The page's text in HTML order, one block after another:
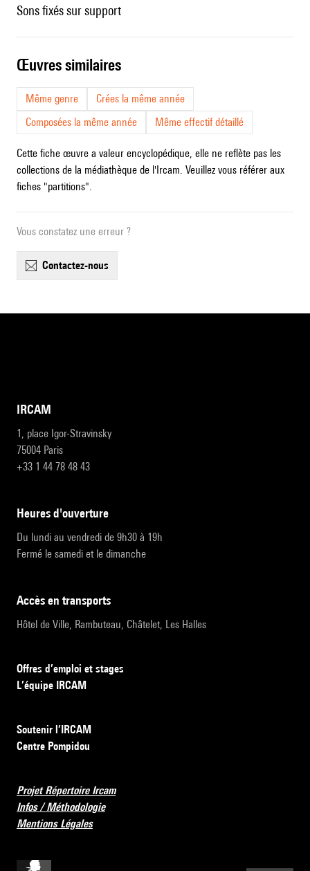
sons fixés sur support
œuvres similaires
Même genre
Crées la même année
Composées la même année
Même effectif détaillé
Cette fiche œuvre a valeur encyclopédique, elle ne reflète pas les
collections de la médiathèque de l'Ircam. Veuillez vous référer aux
fiches "partitions".
Vous constatez une erreur ?
contactez-nous
IRCAM
1, place Igor-Stravinsky
75004 Paris
+33 1 44 78 48 43
heures d'ouverture
Du lundi au vendredi de 9h30 à 19h
Fermé le samedi et le dimanche
accès en transports
Hôtel de Ville, Rambuteau, Châtelet, Les Halles
Offres d’emploi et stages
L’équipe IRCAM
Soutenir l’IRCAM
Centre Pompidou
Projet Répertoire Ircam
Infos / Méthodologie
Mentions Légales